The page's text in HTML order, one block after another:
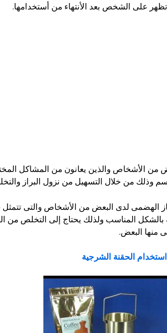
على الشخص بعد الأنتهاء من أستخدامها.
من الأشخاص والذين يعانون من المشاكل
وذلك من خلال التسهيل من نزول البراز
الهضمى لدى البعض من الأشخاص والتى تتمثل
المناسب ولذلك يحتاج إلى التخلص من
منها البعض.
الحقنة الشرجية